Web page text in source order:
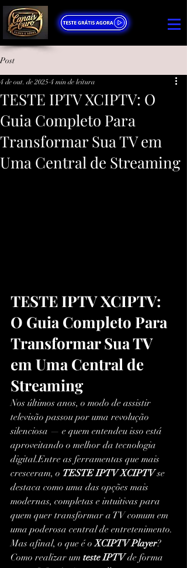
Post
TESTE IPTV XCIPTV: O
Guia Completo Para
Transformar Sua TV em
Uma Central de Streaming
4 de out. de 2025 4 min de leitura
TESTE IPTV XCIPTV:
O Guia Completo Para
Transformar Sua TV
em Uma Central de
Streaming
Nos últimos anos, o modo de assistir
televisão passou por uma revolução
silenciosa — e quem entendeu isso está
aproveitando o melhor da tecnologia
digital.Entre as ferramentas que mais
cresceram, o TESTE IPTV XCIPTV se
destaca como uma das opções mais
modernas, completas e intuitivas para
quem quer transformar a TV comum em
uma poderosa central de entretenimento.
Mas afinal, o que é o XCIPTV Player?
Como realizar um teste IPTV de forma